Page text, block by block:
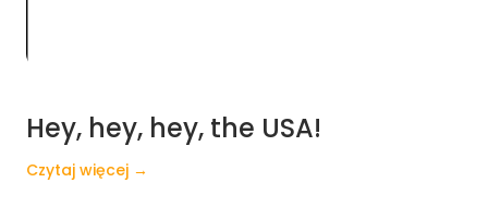
Hey, hey, hey, the USA!
Czytaj więcej →